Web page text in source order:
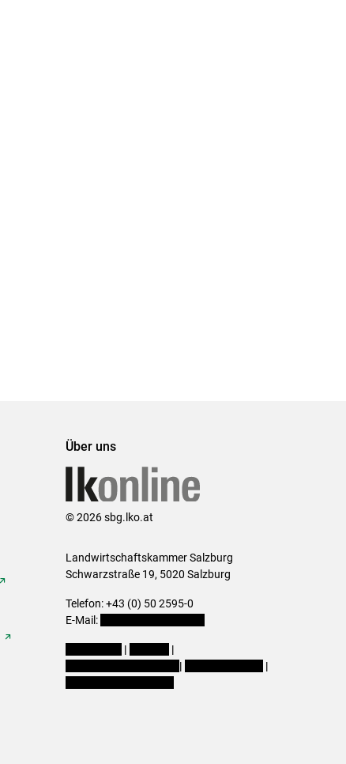
Über uns
© 2026 sbg.lko.at
Landwirtschaftskammer Salzburg
Schwarzstraße 19, 5020 Salzburg
Telefon: +43 (0) 50 2595-0
E-Mail:
|
|
|
|